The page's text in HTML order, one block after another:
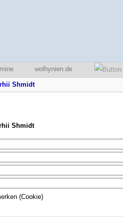
wolhynien.de
Shmidt
Shmidt
(Cookie)